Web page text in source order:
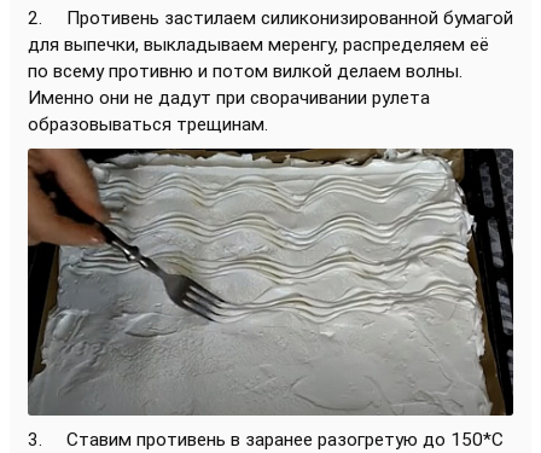
2. Противень застилаем силиконизированной бумагой
для выпечки, выкладываем меренгу, распределяем её
по всему противню и потом вилкой делаем волны.
Именно они не дадут при сворачивании рулета
образовываться трещинам.
3. Ставим противень в заранее разогретую до 150*С